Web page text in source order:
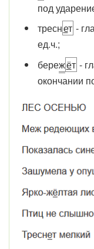
под
треснет -
ед.ч.;
бережёт -
окончании